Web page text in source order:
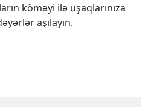
köməyi ilə uşaqlarınıza
aşılayın.